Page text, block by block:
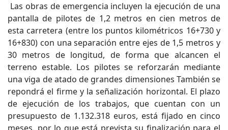
Las obras de emergencia incluyen la ejecución de una
pantalla de pilotes de 1,2 metros en cien metros de
esta carretera (entre los puntos kilométricos 16+730 y
16+830) con una separación entre ejes de 1,5 metros y
30 metros de longitud, de forma que alcancen el
terreno estable. Los pilotes se reforzarán mediante
una viga de atado de grandes dimensiones También se
repondrá el firme y la señalización horizontal. El plazo
de ejecución de los trabajos, que cuentan con un
presupuesto de 1.132.318 euros, está fijado en cinco